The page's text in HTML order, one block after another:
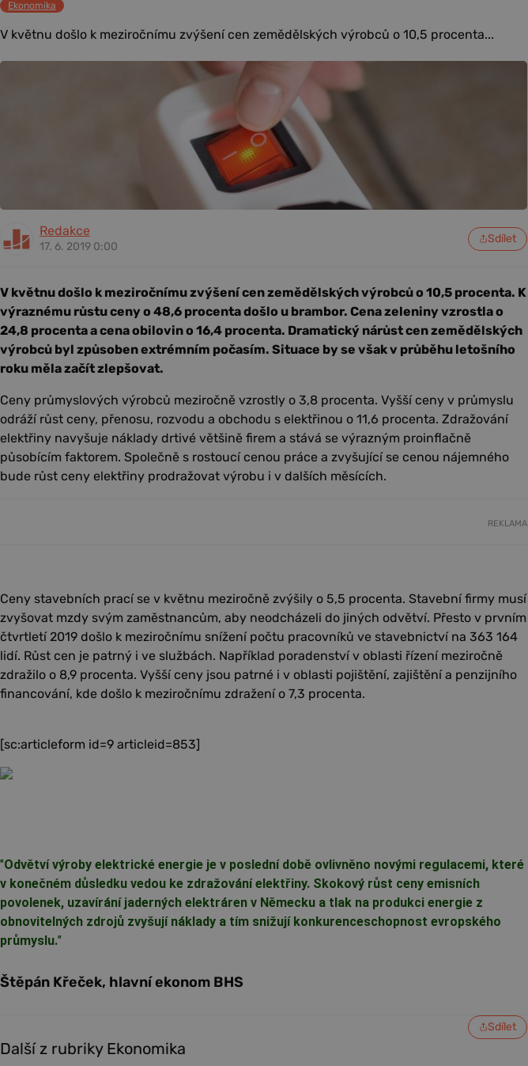
Ekonomika
V květnu došlo k meziročnímu zvýšení cen zemědělských výrobců o 10,5 procenta...
Redakce
17. 6. 2019 0:00
Sdílet
V květnu došlo k meziročnímu zvýšení cen zemědělských výrobců o 10,5 procenta. K
výraznému růstu ceny o 48,6 procenta došlo u brambor. Cena zeleniny vzrostla o
24,8 procenta a cena obilovin o 16,4 procenta. Dramatický nárůst cen zemědělských
výrobců byl způsoben extrémním počasím. Situace by se však v průběhu letošního
roku měla začít zlepšovat.
Ceny průmyslových výrobců meziročně vzrostly o 3,8 procenta. Vyšší ceny v průmyslu
odráží růst ceny, přenosu, rozvodu a obchodu s elektřinou o 11,6 procenta. Zdražování
elektřiny navyšuje náklady drtivé většině firem a stává se výrazným proinflačně
působícím faktorem. Společně s rostoucí cenou práce a zvyšující se cenou nájemného
bude růst ceny elektřiny prodražovat výrobu i v dalších měsících.
REKLAMA
Ceny stavebních prací se v květnu meziročně zvýšily o 5,5 procenta. Stavební firmy musí
zvyšovat mzdy svým zaměstnancům, aby neodcházeli do jiných odvětví. Přesto v prvním
čtvrtletí 2019 došlo k meziročnímu snížení počtu pracovníků ve stavebnictví na 363 164
lidí. Růst cen je patrný i ve službách. Například poradenství v oblasti řízení meziročně
zdražilo o 8,9 procenta. Vyšší ceny jsou patrné i v oblasti pojištění, zajištění a penzijního
financování, kde došlo k meziročnímu zdražení o 7,3 procenta.
[sc:articleform id=9 articleid=853]
"Odvětví výroby elektrické energie je v poslední době ovlivněno novými regulacemi, které
v konečném důsledku vedou ke zdražování elektřiny. Skokový růst ceny emisních
povolenek, uzavírání jaderných elektráren v Německu a tlak na produkci energie z
obnovitelných zdrojů zvyšují náklady a tím snižují konkurenceschopnost evropského
průmyslu."
Štěpán Křeček, hlavní ekonom BHS
Sdílet
Další z rubriky Ekonomika